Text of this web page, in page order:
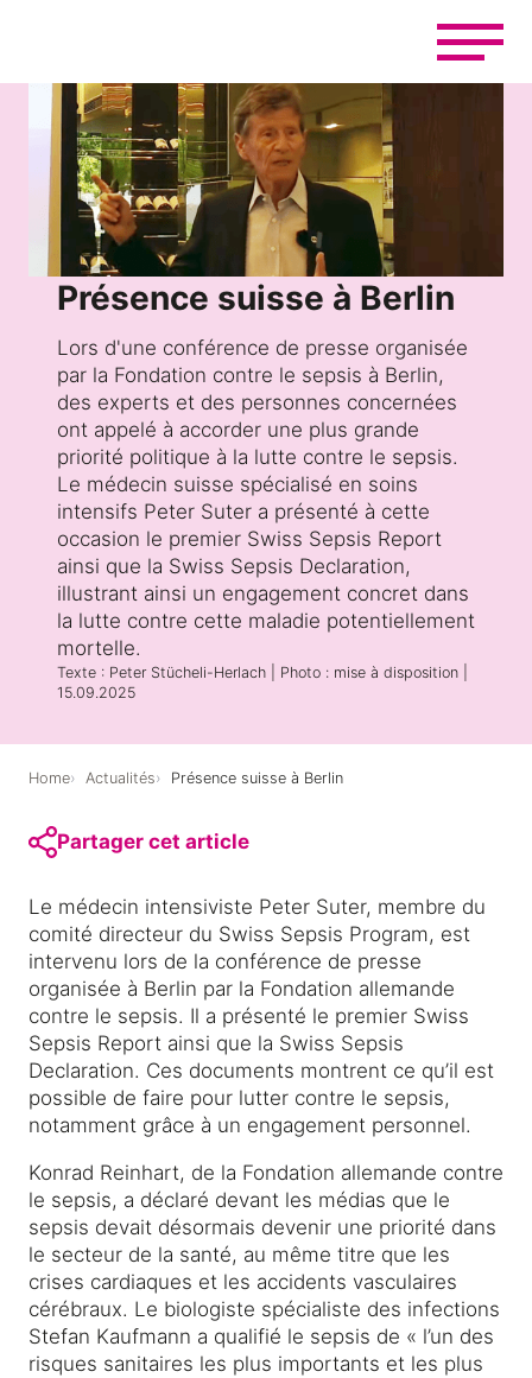
En bref
S’informer et aider
S’engager et créer des liens
Apprendre et soigner
À propos de nous
Médias et partenaires
Présence suisse à Berlin
Lors d'une conférence de presse organisée
par la Fondation contre le sepsis à Berlin,
des experts et des personnes concernées
ont appelé à accorder une plus grande
priorité politique à la lutte contre le sepsis.
Le médecin suisse spécialisé en soins
intensifs Peter Suter a présenté à cette
occasion le premier Swiss Sepsis Report
ainsi que la Swiss Sepsis Declaration,
illustrant ainsi un engagement concret dans
la lutte contre cette maladie potentiellement
mortelle.
Texte : Peter Stücheli-Herlach | Photo : mise à disposition |
15.09.2025
Home Actualités Présence suisse à Berlin
Partager cet article
Le médecin intensiviste Peter Suter, membre du
comité directeur du Swiss Sepsis Program, est
intervenu lors de la conférence de presse
organisée à Berlin par la Fondation allemande
contre le sepsis. Il a présenté le premier Swiss
Sepsis Report ainsi que la Swiss Sepsis
Declaration. Ces documents montrent ce qu’il est
possible de faire pour lutter contre le sepsis,
notamment grâce à un engagement personnel.
Konrad Reinhart, de la Fondation allemande contre
le sepsis, a déclaré devant les médias que le
sepsis devait désormais devenir une priorité dans
le secteur de la santé, au même titre que les
crises cardiaques et les accidents vasculaires
cérébraux. Le biologiste spécialiste des infections
Stefan Kaufmann a qualifié le sepsis de « l’un des
risques sanitaires les plus importants et les plus